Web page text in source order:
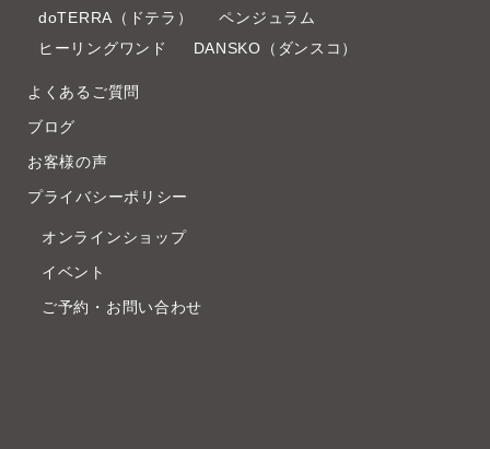
doTERRA（ドテラ）
ペンジュラム
ヒーリングワンド
DANSKO（ダンスコ）
よくあるご質問
ブログ
お客様の声
プライバシーポリシー
オンラインショップ
イベント
ご予約・お問い合わせ